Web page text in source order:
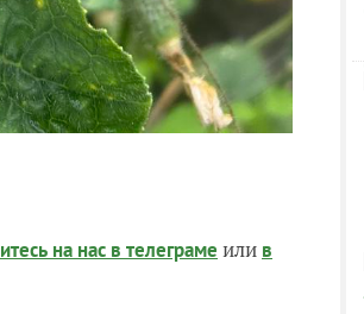
на нас в телеграме или в